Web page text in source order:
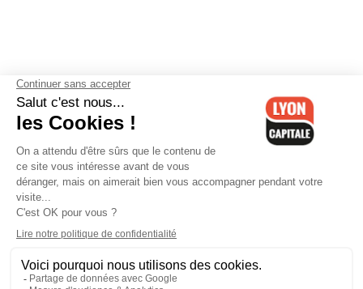
Contactez-nous-Mentions légales-CGV-Politique de